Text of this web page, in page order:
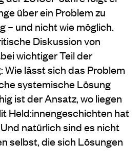
über ein Problem zu
– und nicht wie möglich.
Diskussion von
wichtiger Teil der
lässt sich das Problem
systemische Lösung
ist der Ansatz, wo liegen
Held:innengeschichten hat
natürlich sind es nicht
selbst, die sich Lösungen